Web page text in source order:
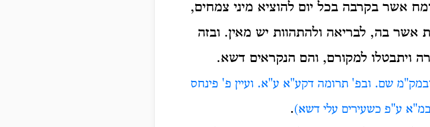
אשר בקרבה בכל יום להוציא מיני צמחים,
אשר בה, לבריאה ולהתהוות יש מאין. ובזה
ויתבטלו למקורם, והם הנקראים דשא.
שם. ובפ' תרומה דקע"א ע"א. ועיין פ' פינחס
ע"פ כשעירים עלי דשא).